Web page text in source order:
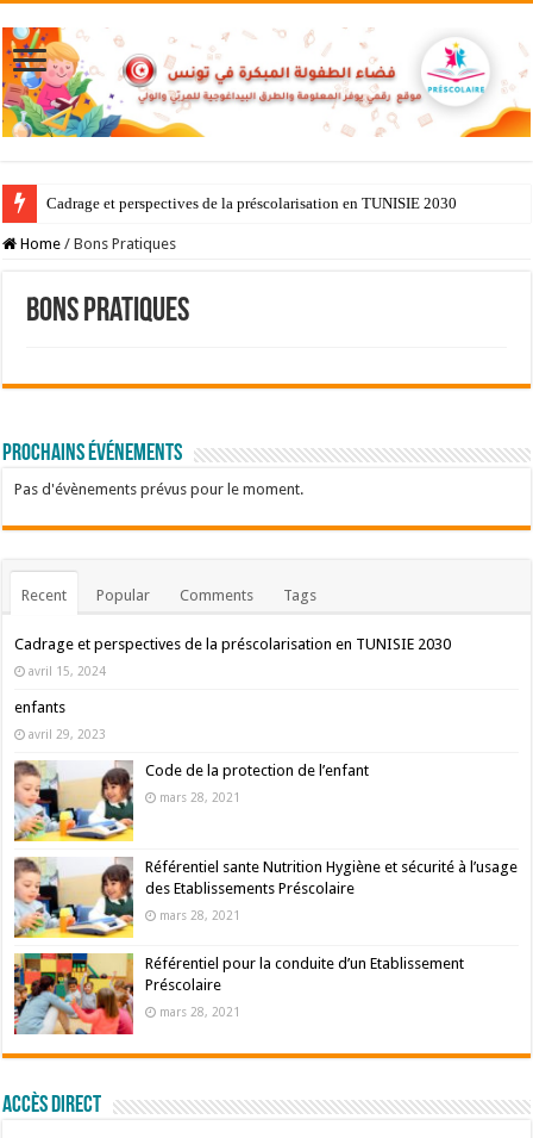
Cadrage et perspectives de la préscolarisation en TUNISIE 2030
Home / Bons Pratiques
Bons Pratiques
Prochains événements
Pas d'évènements prévus pour le moment.
Recent Popular Comments Tags
Cadrage et perspectives de la préscolarisation en TUNISIE 2030
avril 15, 2024
enfants
avril 29, 2023
Code de la protection de l’enfant
mars 28, 2021
Référentiel sante Nutrition Hygiène et sécurité à l’usage
des Etablissements Préscolaire
mars 28, 2021
Référentiel pour la conduite d’un Etablissement
Préscolaire
mars 28, 2021
Accès Direct